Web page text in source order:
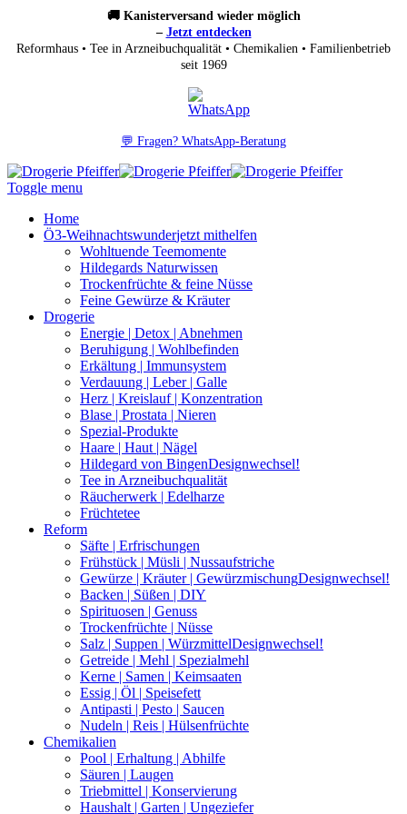
🚚 Kanisterversand wieder möglich
– Jetzt entdecken
Reformhaus • Tee in Arzneibuchqualität • Chemikalien • Familienbetrieb
seit 1969
💬 Fragen? WhatsApp-Beratung
Toggle menu
Home
Ö3-Weihnachtswunderjetzt mithelfen
Wohltuende Teemomente
Hildegards Naturwissen
Trockenfrüchte & feine Nüsse
Feine Gewürze & Kräuter
Drogerie
Energie | Detox | Abnehmen
Beruhigung | Wohlbefinden
Erkältung | Immunsystem
Verdauung | Leber | Galle
Herz | Kreislauf | Konzentration
Blase | Prostata | Nieren
Spezial-Produkte
Haare | Haut | Nägel
Hildegard von BingenDesignwechsel!
Tee in Arzneibuchqualität
Räucherwerk | Edelharze
Früchtetee
Reform
Säfte | Erfrischungen
Frühstück | Müsli | Nussaufstriche
Gewürze | Kräuter | GewürzmischungDesignwechsel!
Backen | Süßen | DIY
Spirituosen | Genuss
Trockenfrüchte | Nüsse
Salz | Suppen | WürzmittelDesignwechsel!
Getreide | Mehl | Spezialmehl
Kerne | Samen | Keimsaaten
Essig | Öl | Speisefett
Antipasti | Pesto | Saucen
Nudeln | Reis | Hülsenfrüchte
Chemikalien
Pool | Erhaltung | Abhilfe
Säuren | Laugen
Triebmittel | Konservierung
Haushalt | Garten | Ungeziefer